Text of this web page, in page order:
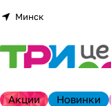
Минск
Акции Новинки